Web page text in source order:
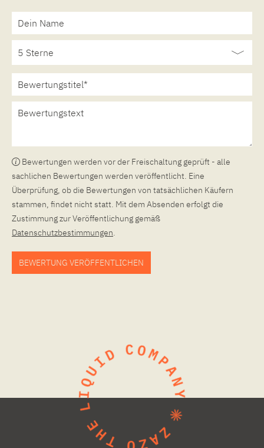
Bewertungen werden vor der Freischaltung geprüft - alle
sachlichen Bewertungen werden veröffentlicht. Eine
Überprüfung, ob die Bewertungen von tatsächlichen Käufern
stammen, findet nicht statt. Mit dem Absenden erfolgt die
Zustimmung zur Veröffentlichung gemäß
Datenschutzbestimmungen.
BEWERTUNG VERÖFFENTLICHEN